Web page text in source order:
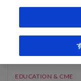
韓国の臨床症例：心
予後予測およびモニ
EDUCATION & CME